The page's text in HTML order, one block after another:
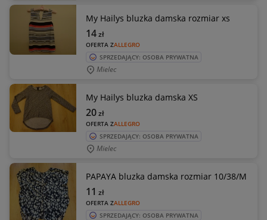
My Hailys bluzka damska rozmiar xs
OFERTA ZALLEGRO
14zł
SPRZEDAJĄCY: OSOBA PRYWATNA
Mielec
My Hailys bluzka damska XS
OFERTA ZALLEGRO
20zł
SPRZEDAJĄCY: OSOBA PRYWATNA
Mielec
PAPAYA bluzka damska rozmiar 10/38/M
OFERTA ZALLEGRO
11 zł
SPRZEDAJĄCY: OSOBA PRYWATNA